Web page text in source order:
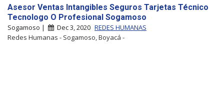
Asesor Ventas Intangibles Seguros Tarjetas Técnico
Tecnologo O Profesional Sogamoso
Sogamoso | Dec 3, 2020 REDES HUMANAS
Redes Humanas - Sogamoso, Boyacá -